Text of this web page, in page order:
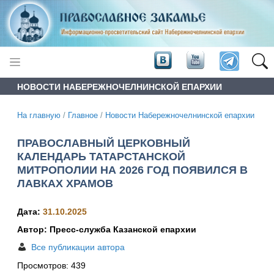
НОВОСТИ НАБЕРЕЖНОЧЕЛНИНСКОЙ ЕПАРХИИ
На главную / Главное / Новости Набережночелнинской епархии
ПРАВОСЛАВНЫЙ ЦЕРКОВНЫЙ
КАЛЕНДАРЬ ТАТАРСТАНСКОЙ
МИТРОПОЛИИ НА 2026 ГОД ПОЯВИЛСЯ В
ЛАВКАХ ХРАМОВ
Дата: 31.10.2025
Автор: Пресс-служба Казанской епархии
Все публикации автора
Просмотров: 439